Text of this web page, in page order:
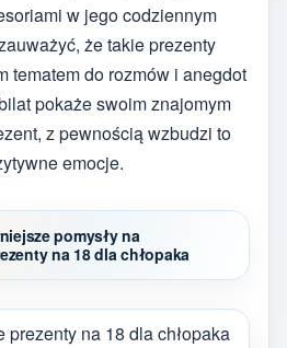
w jego codziennym
że takie prezenty
tematem do rozmów i anegdot
pokaże swoim znajomym
z pewnością wzbudzi to
emocje.
pomysły na
na 18 dla chłopaka